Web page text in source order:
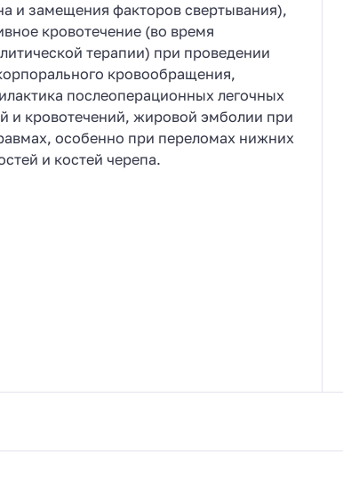
и замещения факторов свертывания),
кровотечение (во время
терапии) при проведении
кровообращения,
послеоперационных легочных
и кровотечений, жировой эмболии при
особенно при переломах нижних
и костей черепа.